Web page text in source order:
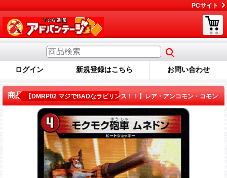
PCサイト
ログイン 新規登録はこちら お問い合わせ
商品詳細【DMRP02 マジでBADなラビリンス！！】レア・アンコモン・コモン